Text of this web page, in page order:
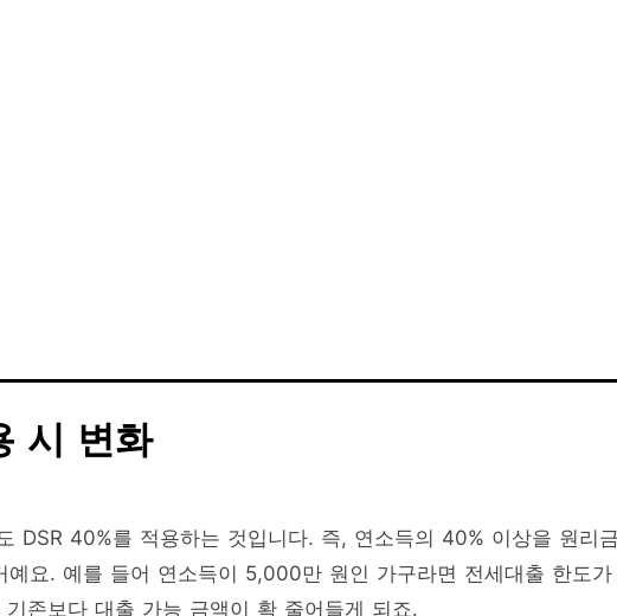
시 변화
DSR 40%를 적용하는 것입니다. 즉, 연소득의 40% 이상을 원리
예요. 예를 들어 연소득이 5,000만 원인 가구라면 전세대출 한도가
존보다 대출 가능 금액이 확 줄어들게 되죠.